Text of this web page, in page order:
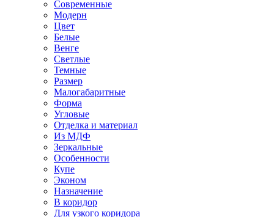
Современные
Модерн
Цвет
Белые
Венге
Светлые
Темные
Размер
Малогабаритные
Форма
Угловые
Отделка и материал
Из МДФ
Зеркальные
Особенности
Купе
Эконом
Назначение
В коридор
Для узкого коридора